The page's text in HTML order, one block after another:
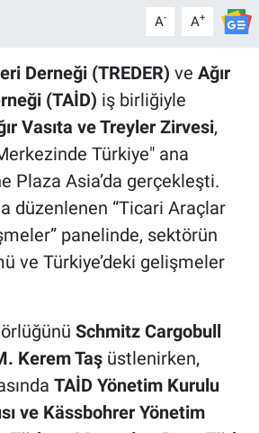
A- A+
Derneği (TREDER) ve Ağır
(TAİD) iş birliğiyle
Vasıta ve Treyler Zirvesi,
Türkiye" ana
Plaza Asia’da gerçekleşti.
düzenlenen “Ticari Araçlar
panelinde, sektörün
ve Türkiye’deki gelişmeler
Schmitz Cargobull
Kerem Taşüstlenirken,
TAİD Yönetim Kurulu
ve Kässbohrer Yönetim